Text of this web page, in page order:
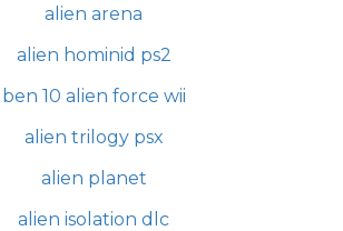
alien arena
alien hominid ps2
ben 10 alien force wii
alien trilogy psx
alien planet
alien isolation dlc